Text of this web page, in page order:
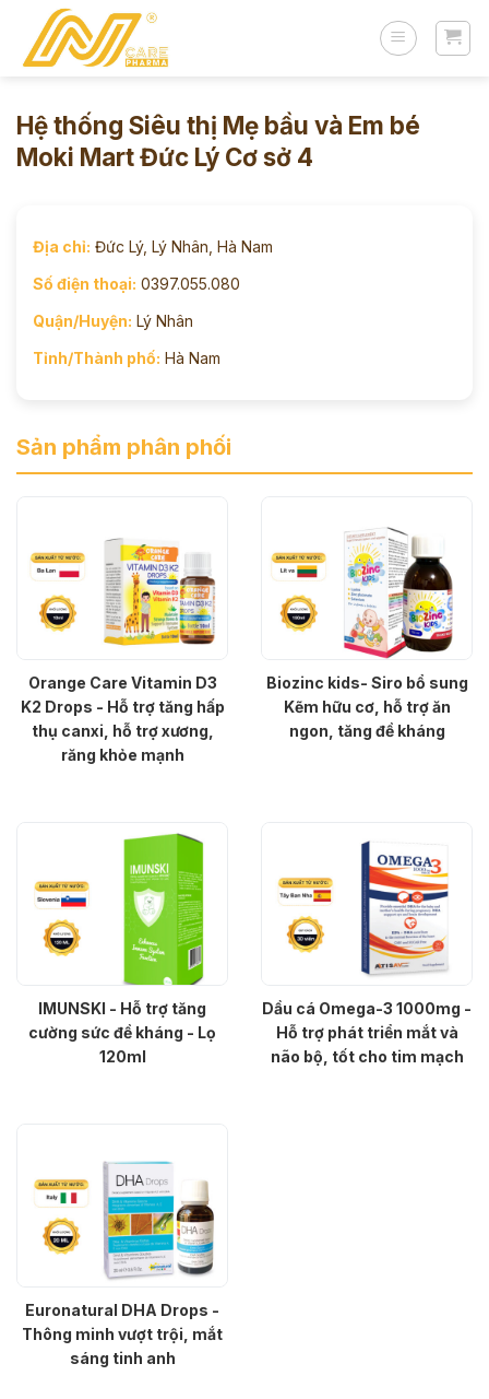
content
Hệ thống Siêu thị Mẹ bầu và Em bé
Moki Mart Đức Lý Cơ sở 4
Địa chỉ: Đức Lý, Lý Nhân, Hà Nam
Số điện thoại: 0397.055.080
Quận/Huyện: Lý Nhân
Tỉnh/Thành phố: Hà Nam
Sản phẩm phân phối
Orange Care Vitamin D3
K2 Drops - Hỗ trợ tăng hấp
thụ canxi, hỗ trợ xương,
răng khỏe mạnh
Biozinc kids- Siro bổ sung
Kẽm hữu cơ, hỗ trợ ăn
ngon, tăng đề kháng
IMUNSKI - Hỗ trợ tăng
cường sức đề kháng - Lọ
120ml
Dầu cá Omega-3 1000mg -
Hỗ trợ phát triển mắt và
não bộ, tốt cho tim mạch
Euronatural DHA Drops -
Thông minh vượt trội, mắt
sáng tinh anh